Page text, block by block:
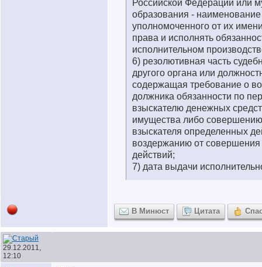
Российской Федерации или
образования -
уполномоченного от их
права и исполнять
исполнительном
6) резолютивная часть
другого органа или
содержащая требование о
должника обязанности по
взыскателю денежных
имущества либо совершению
взыскателя определенных
воздержанию от
действий;
7) дата выдачи
В Минюст Цитата
29.12.2011,
12:10